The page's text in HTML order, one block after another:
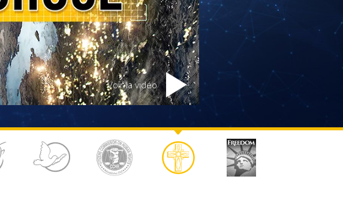
L’échelle des tons émotionnels
Réponses aux drogues
Les enfants
Des outils pour le monde du travail
L’éthique et les conditions
La raison de l’oppression
Les investigations
Les fondements de l’organisation
Voir la vidéo